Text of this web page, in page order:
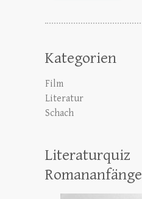
Kategorien
Film
Literatur
Schach
Literaturquiz
Romananfänge